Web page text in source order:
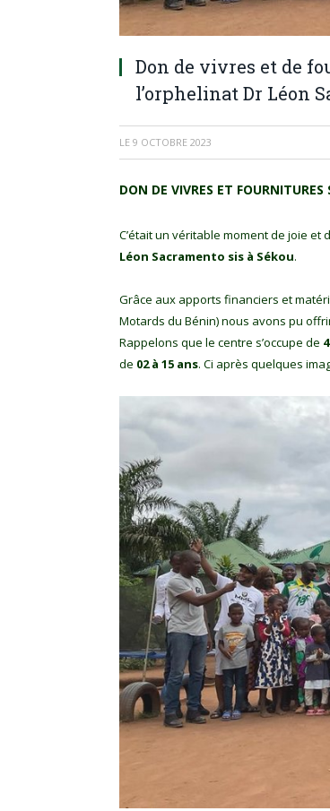
Don de vivres et de
l’orphelinat Dr Léon
LE 9 OCTOBRE 2023
DON DE VIVRES ET
C’était un véritable moment de joie et
Léon Sacramento sis à Sékou.
Grâce aux apports financiers et
Motards du Bénin) nous avons pu
Rappelons que le centre s’occupe de
de 02 à 15 ans. Ci après quelques